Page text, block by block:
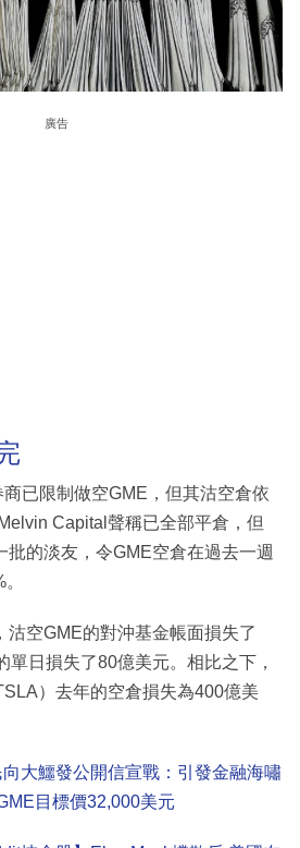
廣告
已限制做空GME，但其沽空倉依
Capital聲稱已全部平倉，但
批的淡友，令GME空倉在過去一週
沽空GME的對沖基金帳面損失了
單日損失了80億美元。相比之下，
）去年的空倉損失為400億美
大鱷發公開信宣戰：引發金融海嘯
目標價32,000美元